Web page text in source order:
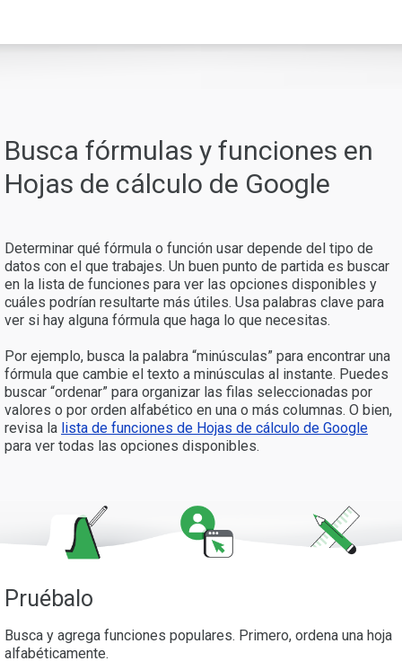
Busca fórmulas y funciones en
Hojas de cálculo de Google
Determinar qué fórmula o función usar depende del tipo de
datos con el que trabajes. Un buen punto de partida es buscar
en la lista de funciones para ver las opciones disponibles y
cuáles podrían resultarte más útiles. Usa palabras clave para
ver si hay alguna fórmula que haga lo que necesitas.
Por ejemplo, busca la palabra “minúsculas” para encontrar una
fórmula que cambie el texto a minúsculas al instante. Puedes
buscar “ordenar” para organizar las filas seleccionadas por
valores o por orden alfabético en una o más columnas. O bien,
revisa la lista de funciones de Hojas de cálculo de Google
para ver todas las opciones disponibles.
Pruébalo
Busca y agrega funciones populares. Primero, ordena una hoja
alfabéticamente.